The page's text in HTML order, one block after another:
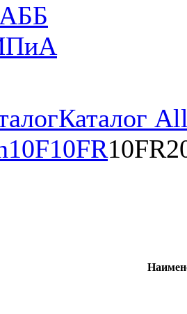
Каталог
10F10FR